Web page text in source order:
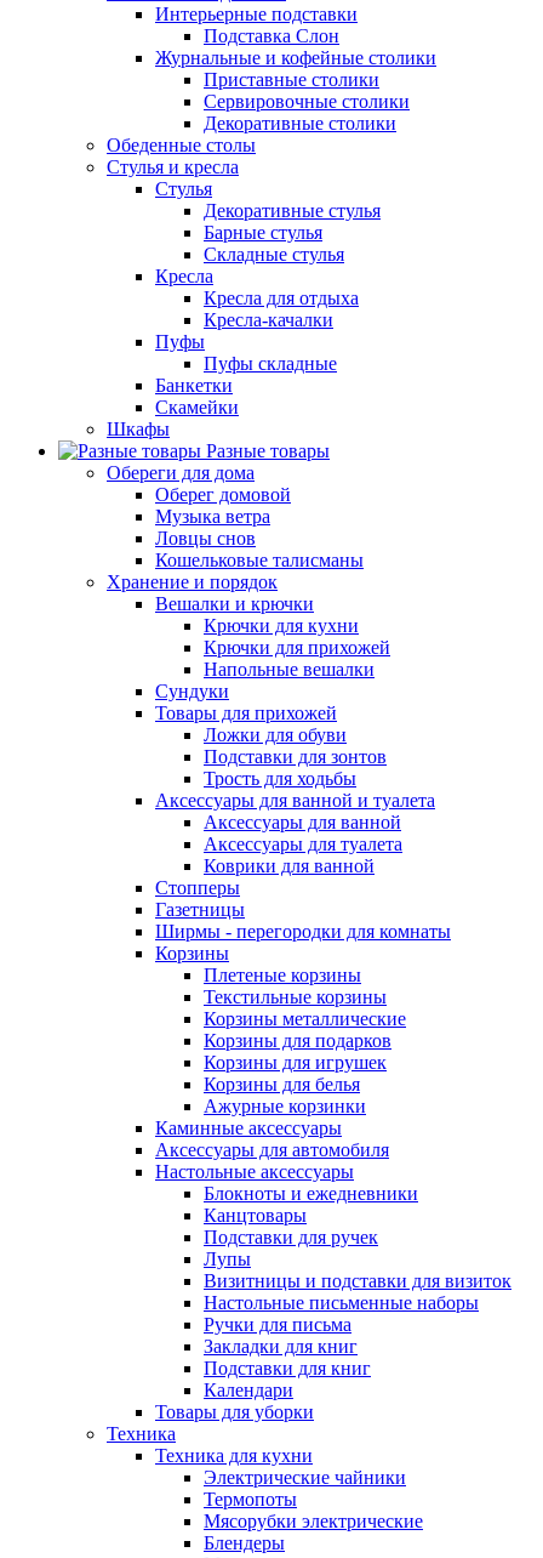
Интерьерные подставки
Подставка Слон
Журнальные и кофейные столики
Приставные столики
Сервировочные столики
Декоративные столики
Обеденные столы
Стулья и кресла
Стулья
Декоративные стулья
Барные стулья
Складные стулья
Кресла
Кресла для отдыха
Кресла-качалки
Пуфы
Пуфы складные
Банкетки
Скамейки
Шкафы
Разные товары
Обереги для дома
Оберег домовой
Музыка ветра
Ловцы снов
Кошельковые талисманы
Хранение и порядок
Вешалки и крючки
Крючки для кухни
Крючки для прихожей
Напольные вешалки
Сундуки
Товары для прихожей
Ложки для обуви
Подставки для зонтов
Трость для ходьбы
Аксессуары для ванной и туалета
Аксессуары для ванной
Аксессуары для туалета
Коврики для ванной
Стопперы
Газетницы
Ширмы - перегородки для комнаты
Корзины
Плетеные корзины
Текстильные корзины
Корзины металлические
Корзины для подарков
Корзины для игрушек
Корзины для белья
Ажурные корзинки
Каминные аксессуары
Аксессуары для автомобиля
Настольные аксессуары
Блокноты и ежедневники
Канцтовары
Подставки для ручек
Лупы
Визитницы и подставки для визиток
Настольные письменные наборы
Ручки для письма
Закладки для книг
Подставки для книг
Календари
Товары для уборки
Техника
Техника для кухни
Электрические чайники
Термопоты
Мясорубки электрические
Блендеры